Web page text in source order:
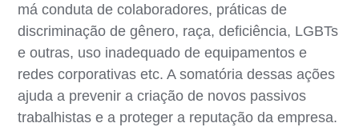
má conduta de colaboradores, práticas de
discriminação de gênero, raça, deficiência, LGBTs
e outras, uso inadequado de equipamentos e
redes corporativas etc. A somatória dessas ações
ajuda a prevenir a criação de novos passivos
trabalhistas e a proteger a reputação da empresa.